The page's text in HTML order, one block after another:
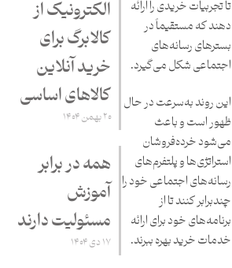
تا تجربیات خریدی را ارائه
دهند که مستقیماً در
بسترهای رسانه‌های
اجتماعی شکل می‌گیرد.
این روند به‌سرعت در حال
ظهور است و باعث
می‌شود خرده‌فروشان
استراتژی‌ها و پلتفرم‌های
رسانه‌های اجتماعی خود را
چندبرابر کنند تا از
برنامه‌های خود برای ارائه
خدمات خرید بهره ببرند.
الکترونیک از
کالابرگ برای
خرید آنلاین
کالاهای اساسی
۲۰ بهمن ۱۴۰۴
همه در برابر
آموزش
مسئولیت دارند
۱۷ دی ۱۴۰۴